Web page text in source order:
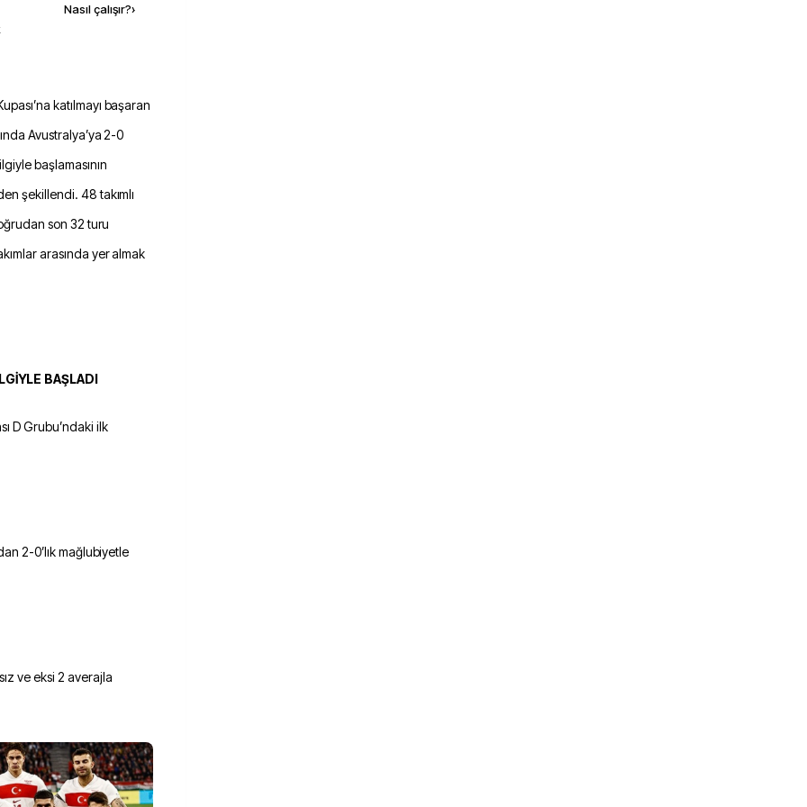
Nasıl çalışır?›
Avustralya’ya 2-0
başlamasının
şekillendi. 48 takımlı
son 32 turu
arasında yer almak
BAŞLADI
D Grubu’ndaki ilk
2-0’lık mağlubiyetle
ve eksi 2 averajla